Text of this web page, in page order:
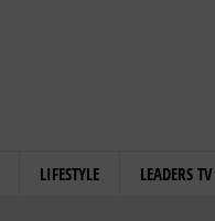
LIFESTYLE LEADERS TV